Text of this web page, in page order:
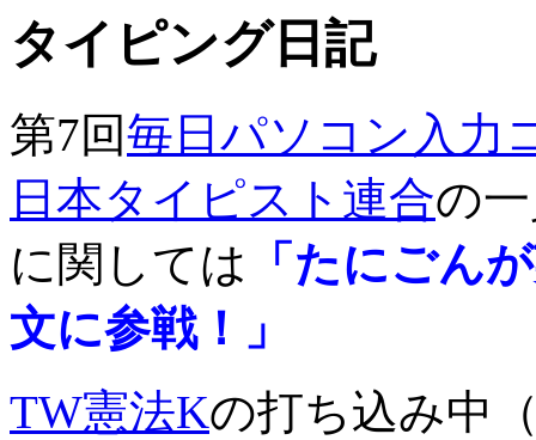
タイピング日記
第7回毎日パソコン入力
日本タイピスト連合の
に関しては 「たにごん
文に参戦！」
TW憲法Kの打ち込み中